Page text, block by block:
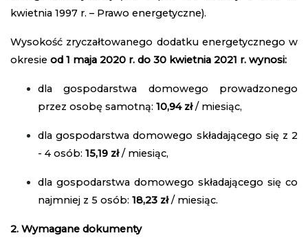
kwietnia 1997 r. – Prawo energetyczne).
Wysokość zryczałtowanego dodatku energetycznego w
okresie od 1 maja 2020 r. do 30 kwietnia 2021 r. wynosi:
dla gospodarstwa domowego prowadzonego
przez osobę samotną: 10,94 zł/ miesiąc,
dla gospodarstwa domowego składającego się z 2
- 4 osób: 15,19 zł/ miesiąc,
dla gospodarstwa domowego składającego się co
najmniej z 5 osób: 18,23 zł/ miesiąc.
2. Wymagane dokumenty